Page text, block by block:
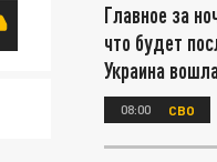
Главное за
что будет
Украина
08:00 СВО